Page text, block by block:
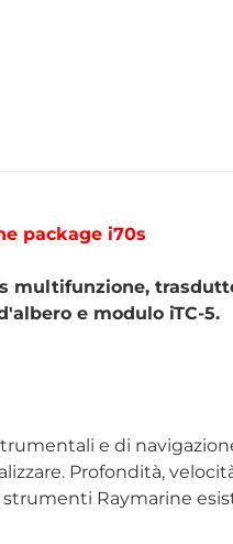
package i70s
e modulo iTC-5.
e di
Profondità,
Raymarine